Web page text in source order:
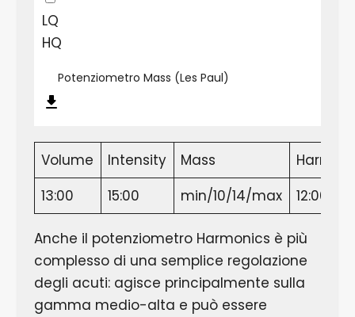
LQ
HQ
Potenziometro Mass (Les Paul)
Volume Intensity Mass
13:00
15:00 min/10/14/max 12:00
Anche il potenziometro Harmonics è più
complesso di una semplice regolazione
degli acuti: agisce principalmente sulla
gamma medio-alta e può essere